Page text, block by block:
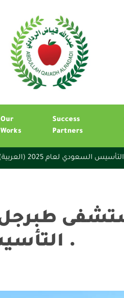
Our
Works
Success
Partners
التأسيس السعودي لعام 2025 .